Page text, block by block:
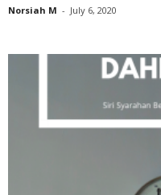
Norsiah M - July 6, 2020